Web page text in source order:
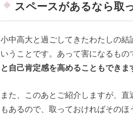
スペースがあるなら取
小中高大と過ごしてきたわたしの結
いうことです。あって害になるも
と自己肯定感を高めることもできま
また、このあとご紹介しますが、
もあるので、取っておければその